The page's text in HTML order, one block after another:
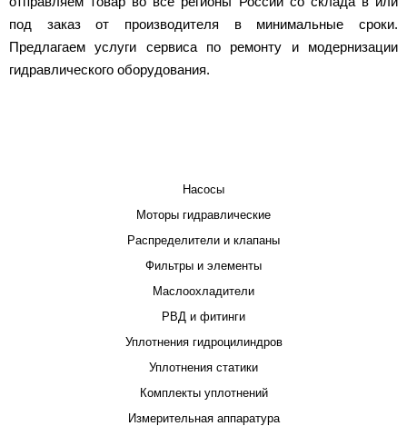
под заказ от производителя в минимальные сроки.
Предлагаем услуги сервиса по ремонту и модернизации
гидравлического оборудования.
Насосы
Моторы гидравлические
Распределители и клапаны
Фильтры и элементы
Маслоохладители
РВД и фитинги
Уплотнения гидроцилиндров
Уплотнения статики
Комплекты уплотнений
Измерительная аппаратура